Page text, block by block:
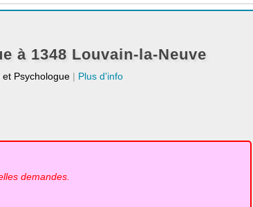
à 1348 Louvain-la-Neuve
Psychologue | Plus d'info
demandes.